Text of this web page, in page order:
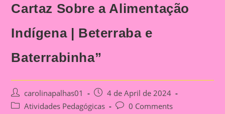
Cartaz Sobre a Alimentação
Indígena | Beterraba e
Baterrabinha”
Post
author:
carolinapalhas01
Post
published:
4 de April de 2024
PostAtividades Pedagógicas
Post0 Comments